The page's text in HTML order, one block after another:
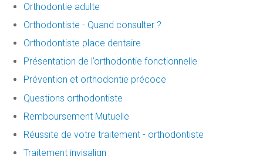
Orthodontie adulte
Orthodontiste - Quand consulter ?
Orthodontiste place dentaire
Présentation de l’orthodontie fonctionnelle
Prévention et orthodontie précoce
Questions orthodontiste
Remboursement Mutuelle
Réussite de votre traitement - orthodontiste
Traitement invisalign